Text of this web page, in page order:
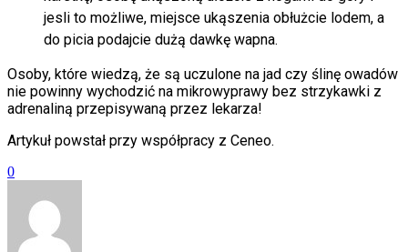
jesli to możliwe, miejsce ukąszenia obłużcie lodem, a
do picia podajcie dużą dawkę wapna.
Osoby, które wiedzą, że są uczulone na jad czy ślinę owadów
nie powinny wychodzić na mikrowyprawy bez strzykawki z
adrenaliną przepisywaną przez lekarza!
Artykuł powstał przy współpracy z Ceneo.
0